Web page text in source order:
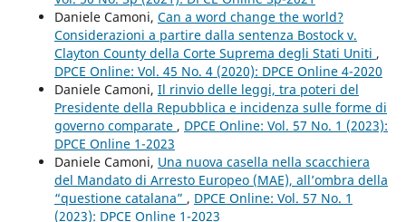
Daniele Camoni, Can a word change the world?
Considerazioni a partire dalla sentenza Bostock v.
Clayton County della Corte Suprema degli Stati Uniti ,
DPCE Online: Vol. 45 No. 4 (2020): DPCE Online 4-2020
Daniele Camoni, Il rinvio delle leggi, tra poteri del
Presidente della Repubblica e incidenza sulle forme di
governo comparate , DPCE Online: Vol. 57 No. 1 (2023):
DPCE Online 1-2023
Daniele Camoni, Una nuova casella nella scacchiera
del Mandato di Arresto Europeo (MAE), all’ombra della
“questione catalana” , DPCE Online: Vol. 57 No. 1
(2023): DPCE Online 1-2023